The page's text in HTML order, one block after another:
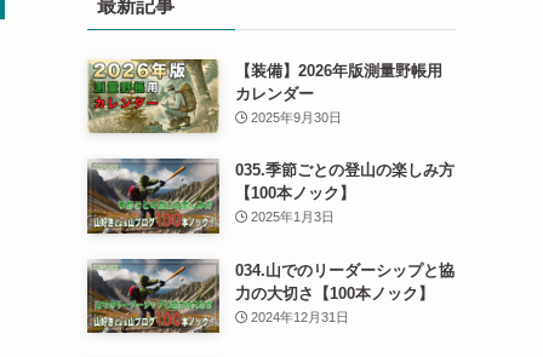
最新記事
【装備】2026年版測量野帳用
カレンダー
2025年9月30日
035.季節ごとの登山の楽しみ方
【100本ノック】
2025年1月3日
034.山でのリーダーシップと協
力の大切さ【100本ノック】
2024年12月31日